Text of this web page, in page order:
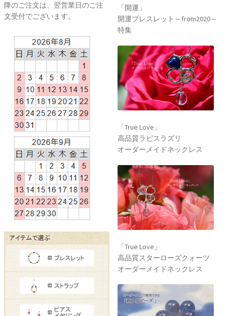
降のご注文は、翌営業日のご注
文受付でございます。
「開運」
開運ブレスレット～from2020～
特集
「True Love」
高品質ラピスラズリ
オーダーメイドネックレス
「True Love」
高品質スターローズクォーツ
オーダーメイドネックレス